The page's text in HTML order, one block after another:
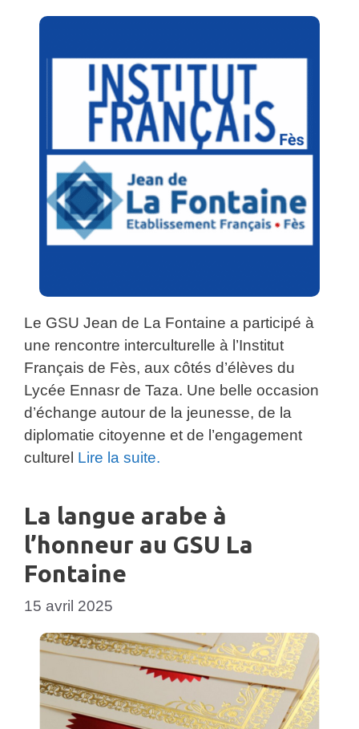
Le GSU Jean de La Fontaine a participé à
une rencontre interculturelle à l’Institut
Français de Fès, aux côtés d’élèves du
Lycée Ennasr de Taza. Une belle occasion
d’échange autour de la jeunesse, de la
diplomatie citoyenne et de l’engagement
culturel Lire la suite.
La langue arabe à
l’honneur au GSU La
Fontaine
15 avril 2025